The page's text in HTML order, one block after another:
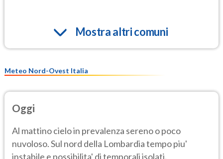
Mostra altri comuni
Meteo Nord-Ovest Italia
Oggi
Al mattino cielo in prevalenza sereno o poco
nuvoloso. Sul nord della Lombardia tempo piu'
instabile e possibilita' di temporali isolati.